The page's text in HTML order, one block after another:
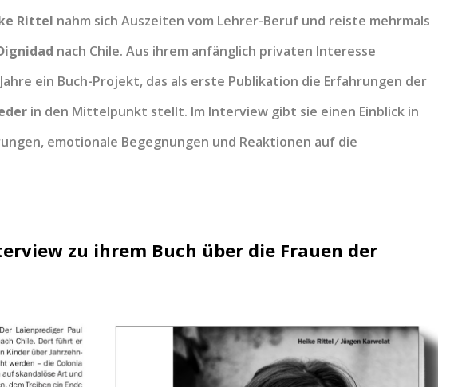
Rittel nahm sich Auszeiten vom Lehrer-Beruf und reiste mehrmals
nach Chile. Aus ihrem anfänglich privaten Interesse
ein Buch-Projekt, das als erste Publikation die Erfahrungen der
in den Mittelpunkt stellt. Im Interview gibt sie einen Einblick in
emotionale Begegnungen und Reaktionen auf die
zu ihrem Buch über die Frauen der